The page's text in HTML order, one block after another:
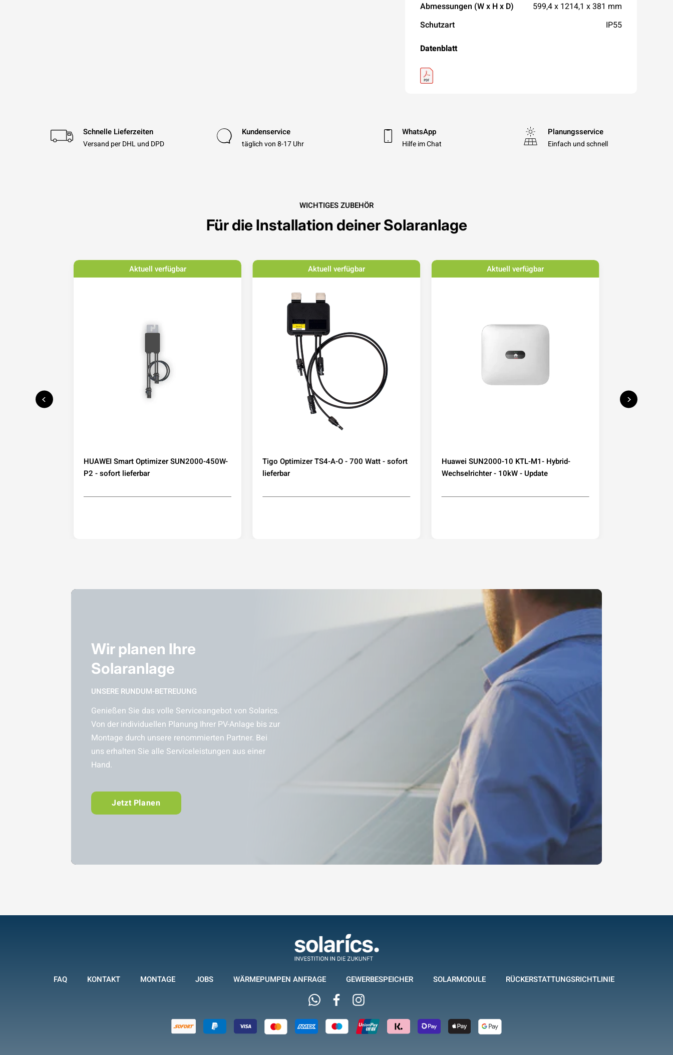
Abmessungen (W x H x D) 599,4 x 1214,1 x 381 mm
Schutzart IP55
Datenblatt
Schnelle Lieferzeiten
Versand per DHL und DPD
Kundenservice
täglich von 8-17 Uhr
WhatsApp
Hilfe im Chat
Planungsservice
Einfach und schnell
WICHTIGES ZUBEHÖR
Für die Installation deiner Solaranlage
Aktuell verfügbar
HUAWEI Smart Optimizer SUN2000-450W-
P2 - sofort lieferbar
Aktuell verfügbar
Tigo Optimizer TS4-A-O - 700 Watt - sofort
lieferbar
Aktuell verfügbar
Huawei SUN2000-10 KTL-M1- Hybrid-
Wechselrichter - 10kW - Update
Wir planen Ihre
Solaranlage
UNSERE RUNDUM-BETREUUNG
Genießen Sie das volle Serviceangebot von Solarics.
Von der individuellen Planung Ihrer PV-Anlage bis zur
Montage durch unsere renommierten Partner. Bei
uns erhalten Sie alle Serviceleistungen aus einer
Hand.
Jetzt Planen
FAQ KONTAKT MONTAGE JOBS WÄRMEPUMPEN ANFRAGE GEWERBESPEICHER SOLARMODULE RÜCKERSTATTUNGSRICHTLINIE
WhatsappFacebookInstagram